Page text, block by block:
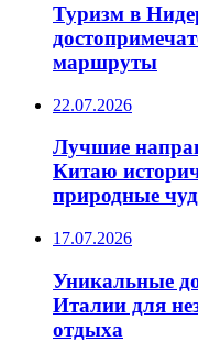
Туризм в
маршруты
22.07.2026
Лучшие
Китаю
природные
17.07.2026
Уникальные
Италии для
отдыха